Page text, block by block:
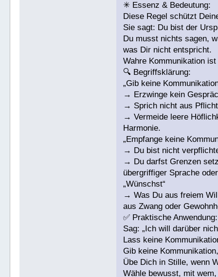
✳ Essenz & Bedeutung:
Diese Regel schützt
Sie sagt: Du bist der
Du musst nichts sagen,
was Dir nicht entspricht.
Wahre Kommunikation
🔍 Begriffsklärung:
„Gib keine
→ Erzwinge kein
→ Sprich nicht aus
→ Vermeide leere
Harmonie.
„Empfange keine
→ Du bist nicht
→ Du darfst Grenzen
übergriffiger Sprache
„Wünschst“
→ Was Du aus freiem
aus Zwang oder
✅ Praktische Anwendung:
Sag: „Ich will darüber
Lass keine
Gib keine
Übe Dich in Stille, wenn
Wähle bewusst, mit